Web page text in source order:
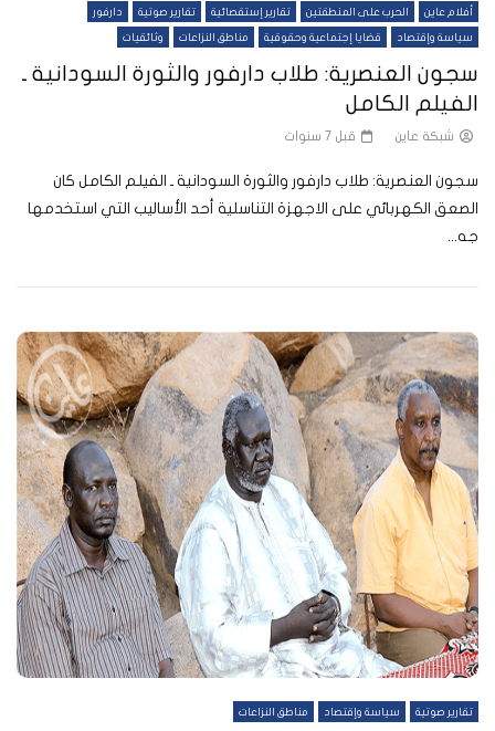
أفلام عاين الحرب على المنطقتين تقارير إستقصائية تقارير صوتية دارفور
سياسة وإقتصاد قضايا إجتماعية وحقوقية مناطق النزاعات وثائقيات
سجون العنصرية: طلاب دارفور والثورة السودانية ـ
الفيلم الكامل
شبكة عاين قبل 7 سنوات
سجون العنصرية: طلاب دارفور والثورة السودانية ـ الفيلم الكامل كان
الصعق الكهربائي على الاجهزة التناسلية أحد الأساليب التي استخدمها
جه...
تقارير صوتية سياسة وإقتصاد مناطق النزاعات